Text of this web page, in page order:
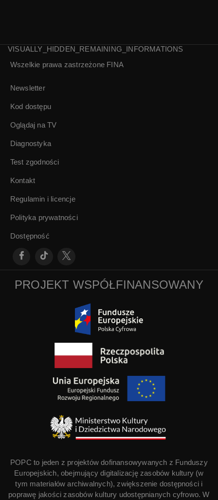
Zwiastun filmu
(1936) w reż.
Michała
Waszyńskiego
Gdzie diabeł mówi
VISUALLY_HIDDEN_REMAINING_INFORMATIONS
Wszelkie prawa zastrzeżone FINA
Newsletter
Kod dostępu
Oglądaj na TV
Diagnostyka
Test zgodności
Kontakt
Regulamin i licencje
Polityka prywatności
Dostępność
PROJEKT WSPÓŁFINANSOWANY
POPC to jeden z projektów dofinansowywanych z Funduszy
Europejskich, obejmujący digitalizację zasobów kultury (w
tym materiałów archiwalnych), zwiększenie dostępności i
poprawę jakości zasobów kultury udostępnianych cyfrowo. W